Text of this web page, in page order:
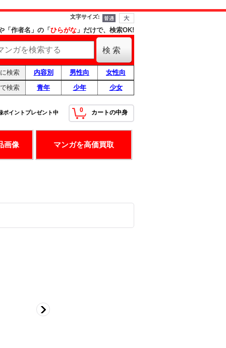
文字サイズ:
「作者名」の「 ひらがな 」だけで、検索OK!
検索 内容別 男性向
女性向
検索
青年 少年 少女
0 カートの中身
ポイントプレゼント中
画像 マンガを高価買取